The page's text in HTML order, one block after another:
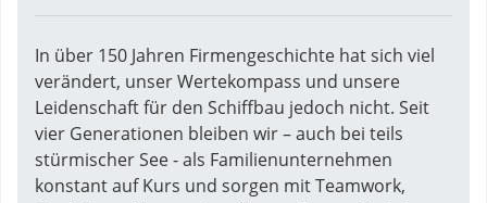
In über 150 Jahren Firmengeschichte hat sich viel
verändert, unser Wertekompass und unsere
Leidenschaft für den Schiffbau jedoch nicht. Seit
vier Generationen bleiben wir – auch bei teils
stürmischer See - als Familienunternehmen
konstant auf Kurs und sorgen mit Teamwork,